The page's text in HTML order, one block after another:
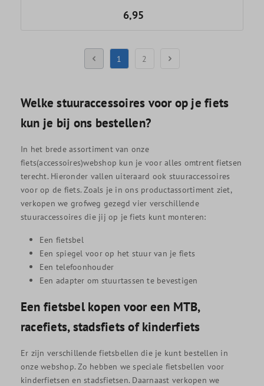
6,95
1 2
Welke stuuraccessoires voor op je fiets
kun je bij ons bestellen?
In het brede assortiment van onze
fiets(accessoires)webshop kun je voor alles omtrent fietsen
terecht. Hieronder vallen uiteraard ook stuuraccessoires
voor op de fiets. Zoals je in ons productassortiment ziet,
verkopen we grofweg gezegd vier verschillende
stuuraccessoires die jij op je fiets kunt monteren:
Een fietsbel
Een spiegel voor op het stuur van je fiets
Een telefoonhouder
Een adapter om stuurtassen te bevestigen
Een fietsbel kopen voor een MTB,
racefiets, stadsfiets of kinderfiets
Er zijn verschillende fietsbellen die je kunt bestellen in
onze webshop. Zo hebben we speciale fietsbellen voor
kinderfietsen en stadsfietsen. Daarnaast verkopen we